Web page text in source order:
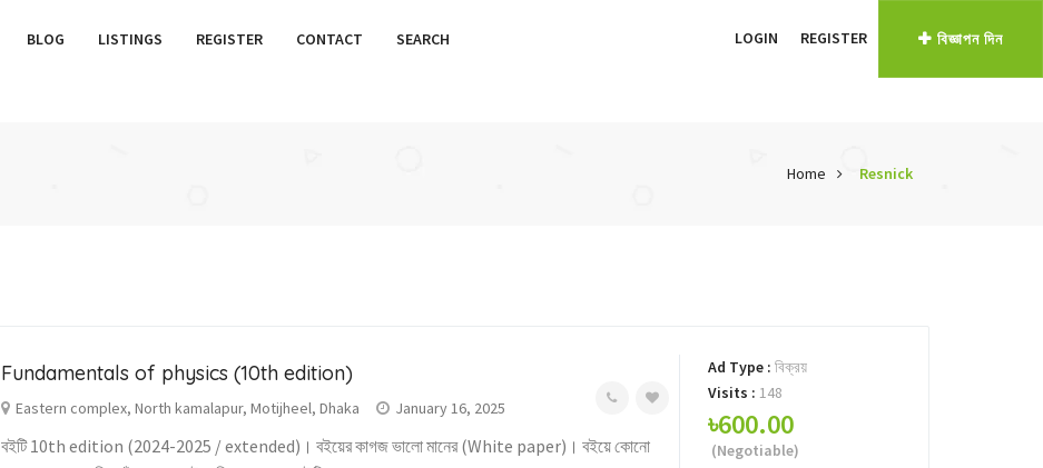
BLOG LISTINGS REGISTER CONTACT SEARCH LOGIN REGISTER বিজ্ঞাপন দিন
Home Resnick
Fundamentals of physics (10th edition)
Eastern complex, North kamalapur, Motijheel, Dhaka January 16, 2025
বইটি 10th edition (2024-2025 / extended)। বইয়ের কাগজ ভালো মানের (White paper)। বইয়ে কোনো
Ad Type : বিক্রয়
Visits : 148
৳600.00
(Negotiable)